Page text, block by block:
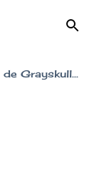
Grayskull...